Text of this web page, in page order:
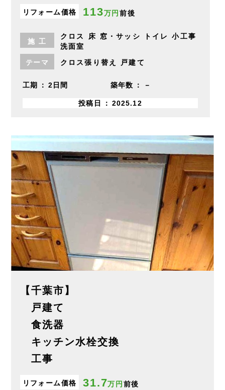
リフォーム価格 113万円 前後
施 工
クロス 床 窓・サッシ トイレ
小工事
洗面室
テーマ クロス張り替え 戸建て
工期 2日間 築年数 －
投稿日 2025.12
【千葉市】
戸建て
食洗器
キッチン水栓交換
工事
リフォーム価格 31.7万円 前後